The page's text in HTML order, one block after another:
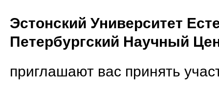
Эстонский Университет
Петербургский Научный
приглашают вас принять